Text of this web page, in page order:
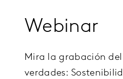
Webinar
Mira la grabación
verdades: